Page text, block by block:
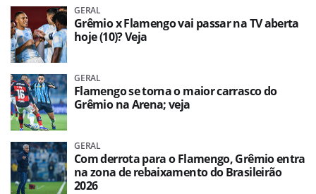
GERAL
Grêmio x Flamengo vai passar na TV aberta
hoje (10)? Veja
GERAL
Flamengo se torna o maior carrasco do
Grêmio na Arena; veja
GERAL
Com derrota para o Flamengo, Grêmio entra
na zona de rebaixamento do Brasileirão
2026